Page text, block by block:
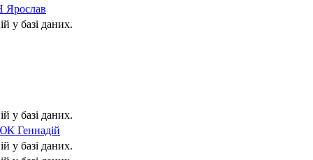
у базі даних.
у базі даних.
Геннадій
у базі даних.